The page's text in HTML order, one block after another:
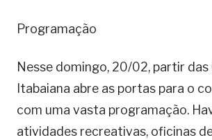
Programação
Nesse domingo, 20/02, partir das
Itabaiana abre as portas para o
com uma vasta programação.
atividades recreativas, oficinas